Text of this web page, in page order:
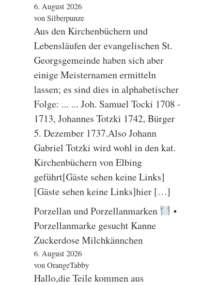
6. August 2026
von Silberpunze
Aus den Kirchen­büchern und
Lebensläufen der evangelischen St.
Georgsgemeinde haben sich aber
einige Meisternamen ermitteln
lassen; es sind dies in alphabetischer
Folge: ... ... Joh. Samuel Tocki 1708 -
1713, Johannes Totzki 1742, Bürger
5. Dezember 1737.Also Johann
Gabriel Totzki wird wohl in den kat.
Kirchenbüchern von Elbing
geführt[Gäste sehen keine Links]
[Gäste sehen keine Links]hier […]
Porzellan und Porzellanmarken
•
Porzellanmarke gesucht Kanne
Zuckerdose Milchkännchen
6. August 2026
von OrangeTabby
Hallo,die Teile kommen aus